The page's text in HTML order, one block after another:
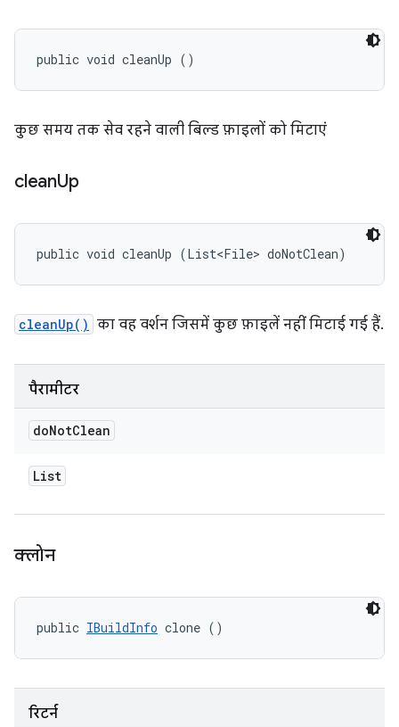
public void cleanUp ()
कुछ समय तक सेव रहने वाली बिल्ड फ़ाइलों को मिटाएं
cleanUp
public void cleanUp (List<File> doNotClean)
cleanUp() का वह वर्शन जिसमें कुछ फ़ाइलें नहीं मिटाई गई हैं.
पैरामीटर
doNotClean
List
क्लोन
public IBuildInfo clone ()
रिटर्न